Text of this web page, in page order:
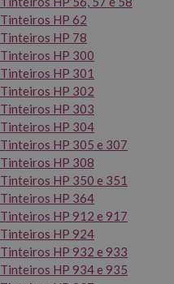
Tinteiros HP 62
Tinteiros HP 78
Tinteiros HP 300
Tinteiros HP 301
Tinteiros HP 302
Tinteiros HP 303
Tinteiros HP 304
Tinteiros HP 305 e 307
Tinteiros HP 308
Tinteiros HP 350 e 351
Tinteiros HP 364
Tinteiros HP 912 e 917
Tinteiros HP 924
Tinteiros HP 932 e 933
Tinteiros HP 934 e 935